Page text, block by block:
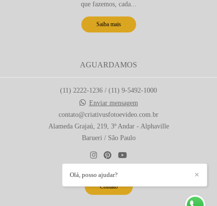
que fazemos, cada...
Saiba mais
AGUARDAMOS
(11) 2222-1236 / (11) 9-5492-1000
Enviar mensagem
contato@criativusfotoevideo.com.br
Alameda Grajaú, 219, 3º Andar - Alphaville
Barueri / São Paulo
Contato
✕
Olá, posso ajudar?